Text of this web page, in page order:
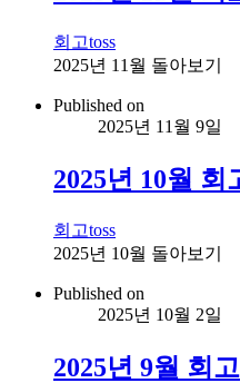
회고toss
2025년 11월 돌아보기
Published on
2025년 11월 9일
2025년 10월 회
회고toss
2025년 10월 돌아보기
Published on
2025년 10월 2일
2025년 9월 회고